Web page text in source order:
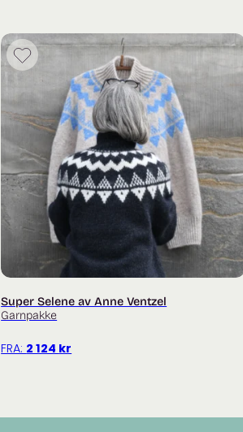
Super Selene av Anne Ventzel
Garnpakke
FRA: 2 124 kr